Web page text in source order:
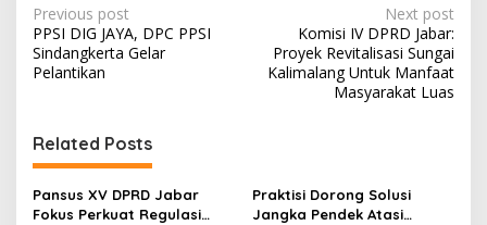
P
o
s
n
a
v
Previous post
PPSI DIG JAYA, DPC PPSI
Sindangkerta Gelar
Pelantikan
Next post
Komisi IV DPRD Jabar:
Proyek Revitalisasi Sungai
Kalimalang Untuk Manfaat
Masyarakat Luas
Related Posts
Pansus XV DPRD Jabar
Fokus Perkuat Regulasi
Praktisi Dorong Solusi
Jangka Pendek Atasi